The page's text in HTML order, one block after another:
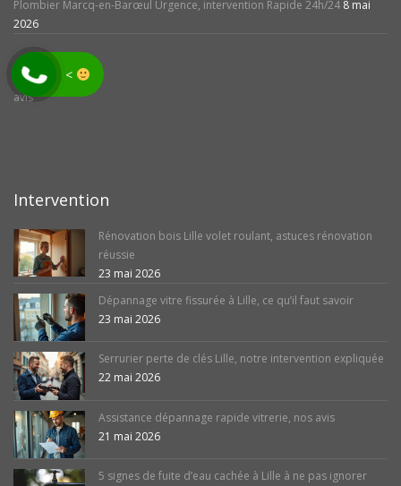
Plombier Marcq-en-Barœul Urgence, intervention Rapide 24h/24 8 mai
2026
avis
Intervention
Rénovation bois Lille volet roulant, astuces rénovation
réussie
23 mai 2026
Dépannage vitre fissurée à Lille, ce qu’il faut savoir
23 mai 2026
Serrurier perte de clés Lille, notre intervention expliquée
22 mai 2026
Assistance dépannage rapide vitrerie, nos avis
21 mai 2026
5 signes de fuite d’eau cachée à Lille à ne pas ignorer
<